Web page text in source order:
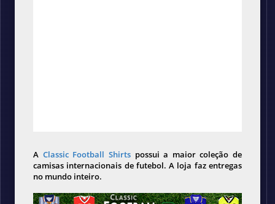
A Classic Football Shirts possui a maior coleção de
camisas internacionais de futebol. A loja faz entregas
no mundo inteiro.